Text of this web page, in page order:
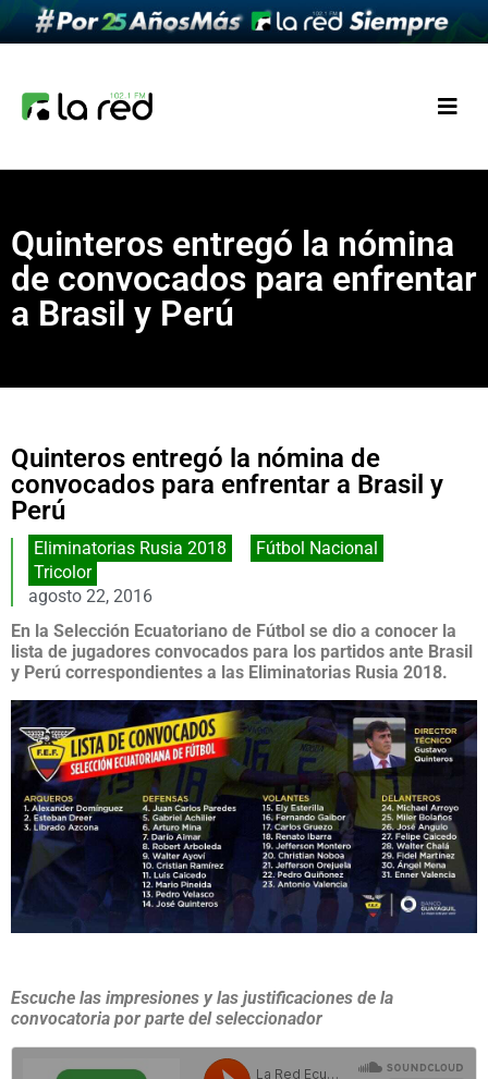
Quinteros entregó la nómina
de convocados para enfrentar
a Brasil y Perú
Quinteros entregó la nómina de
convocados para enfrentar a Brasil y
Perú
Eliminatorias Rusia 2018
Fútbol Nacional
Tricolor
agosto 22, 2016
En la Selección Ecuatoriano de Fútbol se dio a conocer la
lista de jugadores convocados para los partidos ante Brasil
y Perú correspondientes a las Eliminatorias Rusia 2018.
Escuche las impresiones y las justificaciones de la
convocatoria por parte del seleccionador